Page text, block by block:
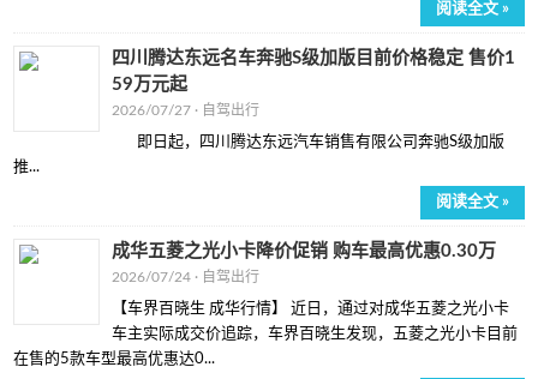
阅读全文 »
四川腾达东远名车奔驰S级加版目前价格稳定 售价1
59万元起
2026/07/27 · 自驾出行
即日起，四川腾达东远汽车销售有限公司奔驰S级加版
推...
阅读全文 »
成华五菱之光小卡降价促销 购车最高优惠0.30万
2026/07/24 · 自驾出行
【车界百晓生 成华行情】 近日，通过对成华五菱之光小卡
车主实际成交价追踪，车界百晓生发现，五菱之光小卡目前
在售的5款车型最高优惠达0...